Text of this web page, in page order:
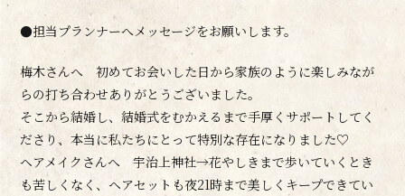
●担当プランナーへメッセージをお願いします。
梅木さんへ 初めてお会いした日から家族のように楽しみなが
らの打ち合わせありがとうございました。
そこから結婚し、結婚式をむかえるまで手厚くサポートしてく
ださり、本当に私たちにとって特別な存在になりました♡
ヘアメイクさんへ 宇治上神社→花やしきまで歩いていくとき
も苦しくなく、ヘアセットも夜21時まで美しくキープできてい